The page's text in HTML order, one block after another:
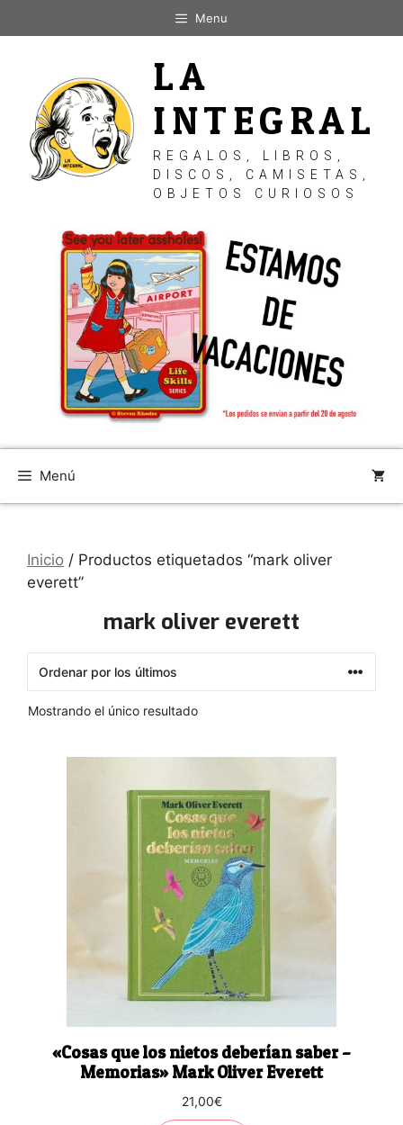
al
Menu
LA
INTEGRAL
REGALOS, LIBROS,
DISCOS, CAMISETAS,
OBJETOS CURIOSOS
Menú
Inicio / Productos etiquetados “mark oliver
everett”
mark oliver everett
Mostrando el único resultado
«Cosas que los nietos deberían saber –
Memorias» Mark Oliver Everett
21,00€